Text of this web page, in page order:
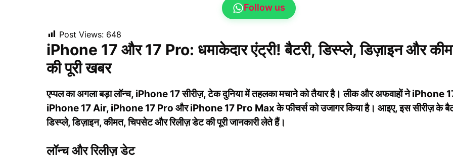
Follow us
Post Views: 648
iPhone 17 और 17 Pro: धमाकेदार एंट्री! बैटरी, डिस्प्ले, डिज़ाइन और
की पूरी खबर
एप्पल का अगला बड़ा लॉन्च, iPhone 17 सीरीज़, टेक दुनिया में तहलका मचाने को तैयार है। लीक और अफवाहों ने iPhone
iPhone 17 Air, iPhone 17 Pro और iPhone 17 Pro Max के फीचर्स को उजागर किया है। आइए, इस सीरीज़ के
डिस्प्ले, डिज़ाइन, कीमत, चिपसेट और रिलीज़ डेट की पूरी जानकारी लेते हैं।
लॉन्च और रिलीज़ डेट